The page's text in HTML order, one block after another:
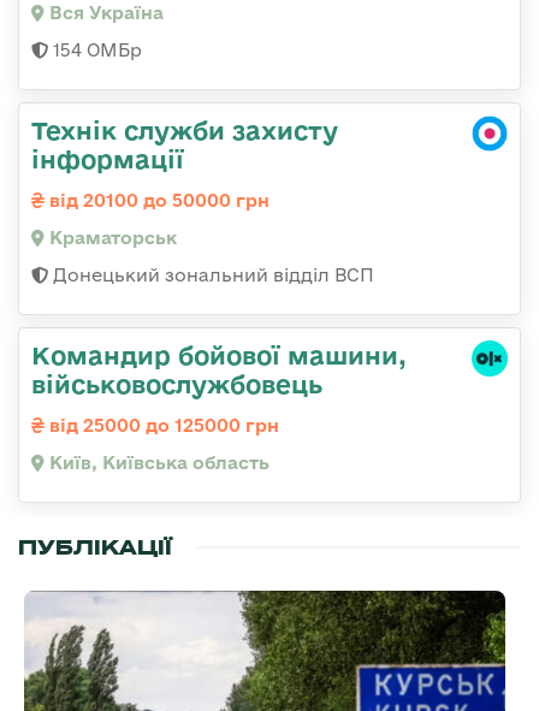
Вся Україна
154 ОМБр
Технік служби захисту
інформації
від 20100 до 50000 грн
Краматорськ
Донецький зональний відділ ВСП
Командиp бойової машини,
військовослужбовець
від 25000 до 125000 грн
Київ, Київська область
ПУБЛІКАЦІЇ